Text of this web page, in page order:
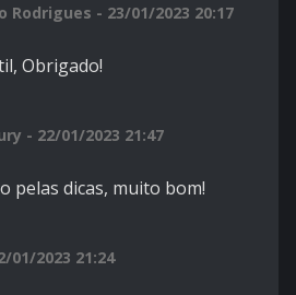
Rodrigues - 23/01/2023 20:17
Obrigado!
- 22/01/2023 21:47
pelas dicas, muito bom!
01/2023 21:24